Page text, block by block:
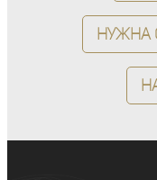
Нужна